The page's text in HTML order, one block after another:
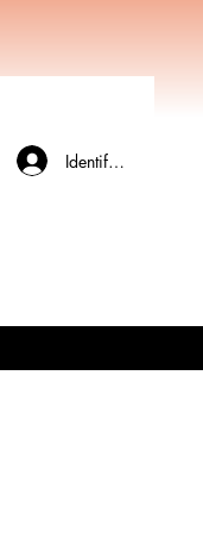
Identifikohu